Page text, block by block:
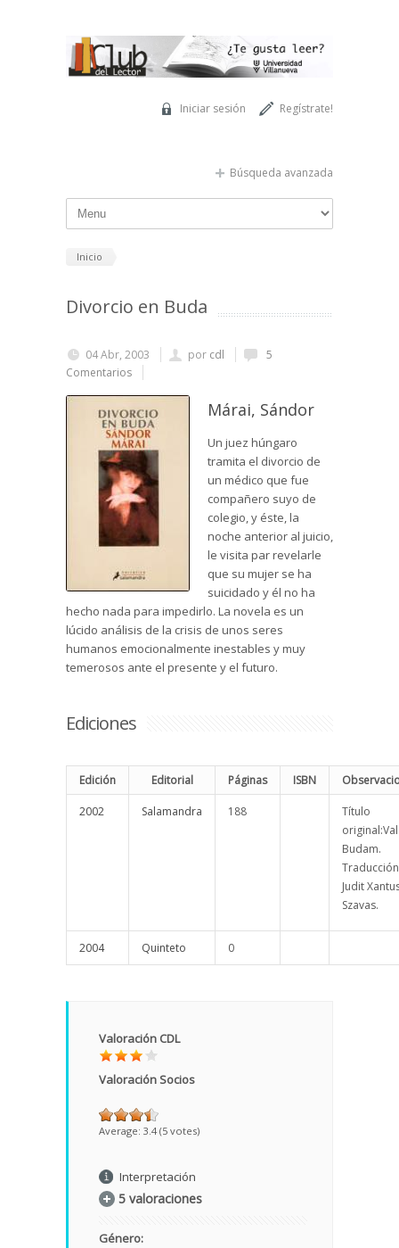
Regístrate!
Iniciar sesión
Búsqueda avanzada
Inicio
Divorcio en Buda
04 Abr, 2003 por cdl
5
Comentarios
Márai, Sándor
Un juez húngaro
tramita el divorcio de
un médico que fue
compañero suyo de
colegio, y éste, la
noche anterior al juicio,
le visita par revelarle
que su mujer se ha
suicidado y él no ha
hecho nada para impedirlo. La novela es un
lúcido análisis de la crisis de unos seres
humanos emocionalmente inestables y muy
temerosos ante el presente y el futuro.
Ediciones
Edición Editorial Páginas ISBN
2002 Salamandra 188
Título
Budam.
Judit
Szavas.
2004 Quinteto 0
Valoración CDL
Valoración Socios
Average: 3.4 (5 votes)
Interpretación
5 valoraciones
Género: